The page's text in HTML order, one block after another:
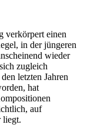
verkörpert einen
in der jüngeren
wieder
zugleich
letzten Jahren
hat
auf
liegt.